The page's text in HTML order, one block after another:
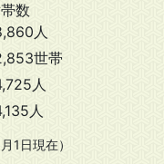
数
人
世帯
人
人
1日現在）